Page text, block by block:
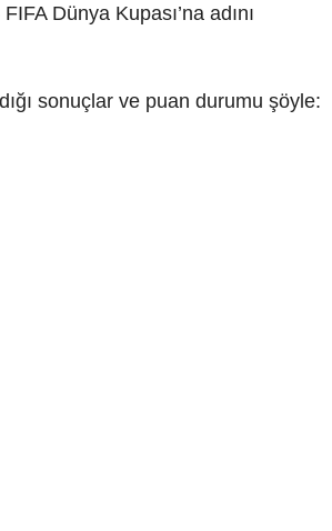
Dünya Kupası’na adını
sonuçlar ve puan durumu şöyle: